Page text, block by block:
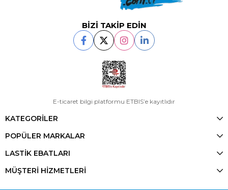
BİZİ TAKİP EDİN
E-ticaret bilgi platformu ETBIS’e kayıtlıdır
KATEGORİLER
POPÜLER MARKALAR
LASTİK EBATLARI
MÜŞTERİ HİZMETLERİ